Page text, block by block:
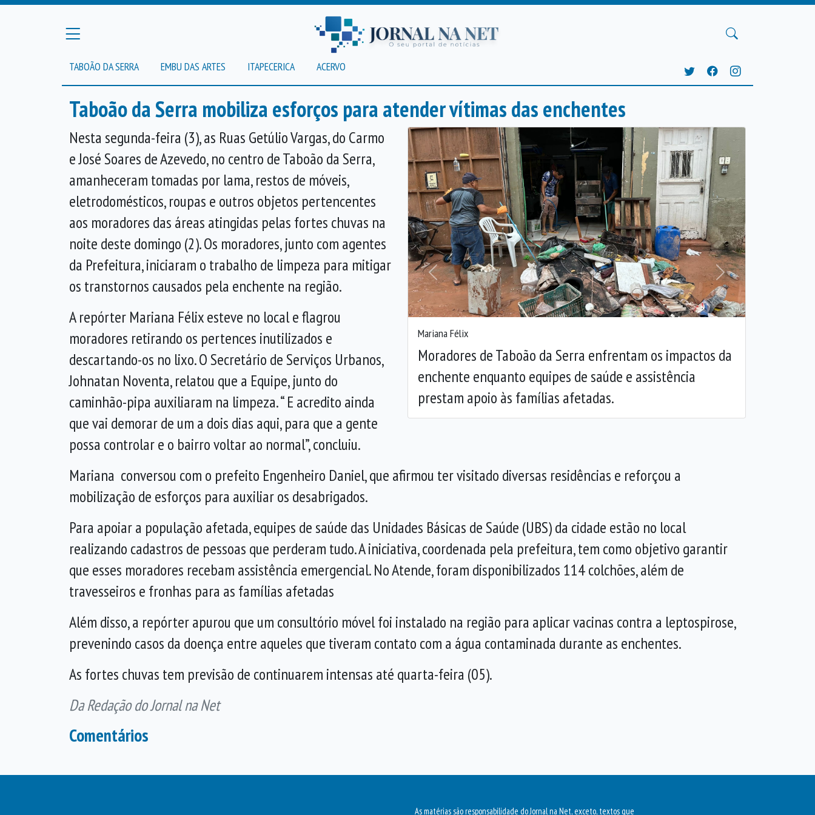
TABOÃO DA SERRA EMBU DAS ARTES ITAPECERICA ACERVO
Taboão da Serra mobiliza esforços para atender vítimas das enchentes
Mariana Félix
Moradores de Taboão da Serra enfrentam os impactos da
enchente enquanto equipes de saúde e assistência
prestam apoio às famílias afetadas.
Anterior Próxima
Nesta segunda-feira (3), as Ruas Getúlio Vargas, do Carmo
e José Soares de Azevedo, no centro de Taboão da Serra,
amanheceram tomadas por lama, restos de móveis,
eletrodomésticos, roupas e outros objetos pertencentes
aos moradores das áreas atingidas pelas fortes chuvas na
noite deste domingo (2). Os moradores, junto com agentes
da Prefeitura, iniciaram o trabalho de limpeza para mitigar
os transtornos causados pela enchente na região.
A repórter Mariana Félix esteve no local e flagrou
moradores retirando os pertences inutilizados e
descartando-os no lixo. O Secretário de Serviços Urbanos,
Johnatan Noventa, relatou que a Equipe, junto do
caminhão-pipa auxiliaram na limpeza. “ E acredito ainda
que vai demorar de um a dois dias aqui, para que a gente
possa controlar e o bairro voltar ao normal”, concluiu.
Mariana conversou com o prefeito Engenheiro Daniel, que afirmou ter visitado diversas residências e reforçou a
mobilização de esforços para auxiliar os desabrigados.
Para apoiar a população afetada, equipes de saúde das Unidades Básicas de Saúde (UBS) da cidade estão no local
realizando cadastros de pessoas que perderam tudo. A iniciativa, coordenada pela prefeitura, tem como objetivo garantir
que esses moradores recebam assistência emergencial. No Atende, foram disponibilizados 114 colchões, além de
travesseiros e fronhas para as famílias afetadas
Além disso, a repórter apurou que um consultório móvel foi instalado na região para aplicar vacinas contra a leptospirose,
prevenindo casos da doença entre aqueles que tiveram contato com a água contaminada durante as enchentes.
As fortes chuvas tem previsão de continuarem intensas até quarta-feira (05).
Da Redação do Jornal na Net
Comentários
As matérias são responsabilidade do Jornal na Net, exceto, textos que